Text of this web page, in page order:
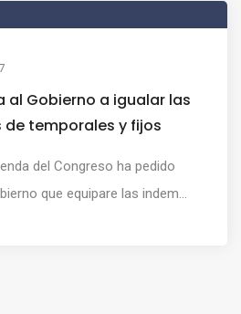
al Gobierno a igualar las
de temporales y fijos
del Congreso ha pedido
que equipare las indem...